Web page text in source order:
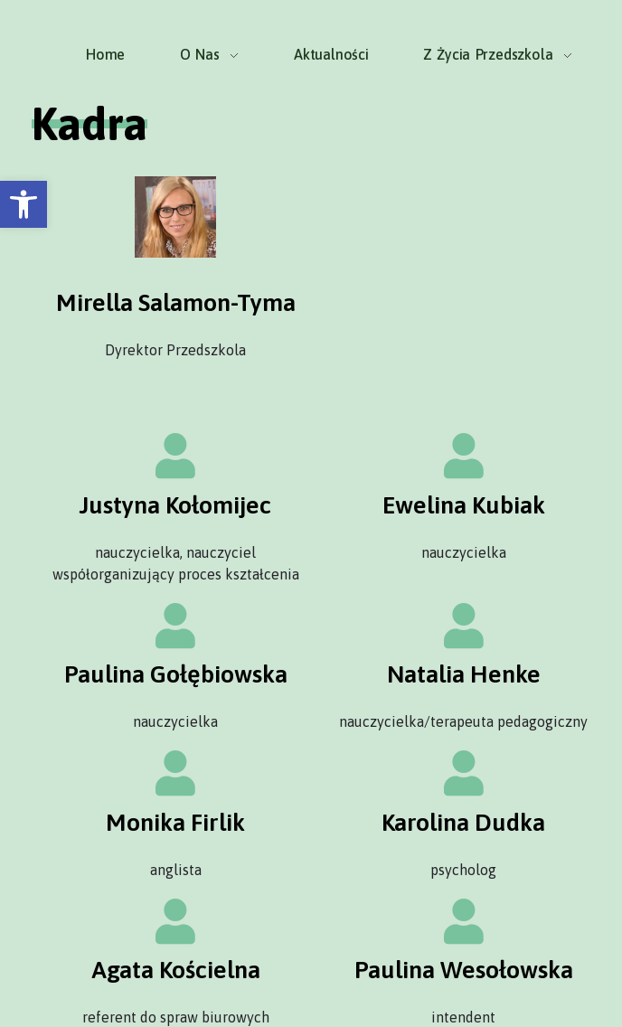
Otwórz pasek narzędzi
Home O Nas Aktualności Z Życia Przedszkola
Kadra
Mirella Salamon-Tyma
Dyrektor Przedszkola
Justyna Kołomijec
nauczycielka, nauczyciel
współorganizujący proces kształcenia
Ewelina Kubiak
nauczycielka
Paulina Gołębiowska
nauczycielka
Natalia Henke
nauczycielka/terapeuta pedagogiczny
Monika Firlik
anglista
Karolina Dudka
psycholog
Agata Kościelna
referent do spraw biurowych
Paulina Wesołowska
intendent